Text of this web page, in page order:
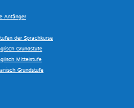
Anfänger
der Sprachkurse
Grundstufe
Mittelstufe
Grundstufe